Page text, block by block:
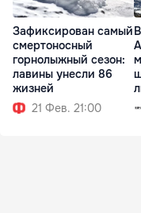
Зафиксирован самый
смертоносный
горнолыжный сезон:
лавины унесли 86
жизней
21 Фев. 21:00